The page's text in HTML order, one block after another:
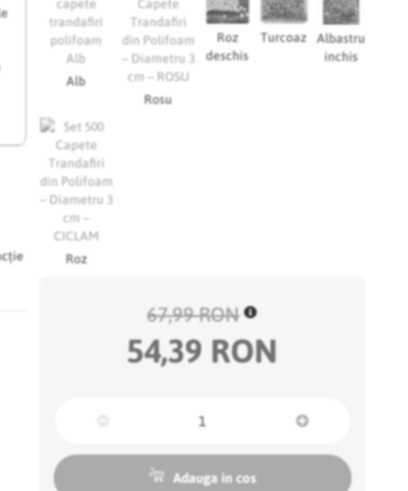
Alb
Rosu
Roz
deschis
Turcoaz
Albastru
inchis
Roz
67,99 RON
54,39 RON
Adauga in cos